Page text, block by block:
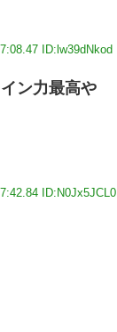
ID:lw39dNkod
ン力最高や
ID:N0Jx5JCL0